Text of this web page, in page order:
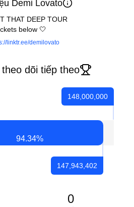
Demi Lovato
THAT DEEP TOUR
below 🤍
linktr.ee/demilovato
dõi tiếp theo
94.34%
147,943,402
148,000,000
0